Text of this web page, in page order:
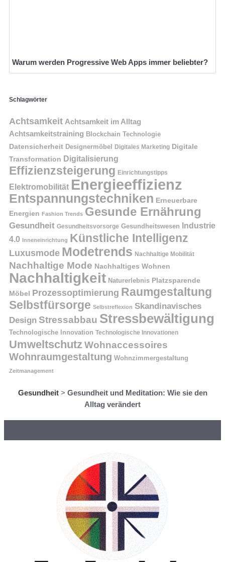
Warum werden Progressive Web Apps immer beliebter?
Schlagwörter
Achtsamkeit Achtsamkeit im Alltag
Achtsamkeitstraining Blockchain Technologie
Datensicherheit Designermöbel Digitales Marketing Digitale
Transformation Digitalisierung
Effizienzsteigerung Einrichtungstipps
Elektromobilität Energieeffizienz
Entspannungstechniken Erneuerbare
Energien Fashion Trends Gesunde Ernährung
Gesundheit Gesundheitsvorsorge Gesundheitswesen
Industrie
4.0
Inneneinrichtung Künstliche Intelligenz
Luxusmode Modetrends Nachhaltige Mobilität
Nachhaltige Mode Nachhaltiges Wohnen
Nachhaltigkeit Naturerlebnis Platzsparende
Möbel
Prozessoptimierung Raumgestaltung
Selbstfürsorge Selbstreflexion Skandinavisches
Design Stressabbau Stressbewältigung
Technologische Innovation Technologische Innovationen
Umweltschutz Wohnaccessoires
Wohnraumgestaltung Wohnzimmergestaltung
Zeitmanagement
Gesundheit> Gesundheit und Meditation: Wie sie den
Alltag verändert